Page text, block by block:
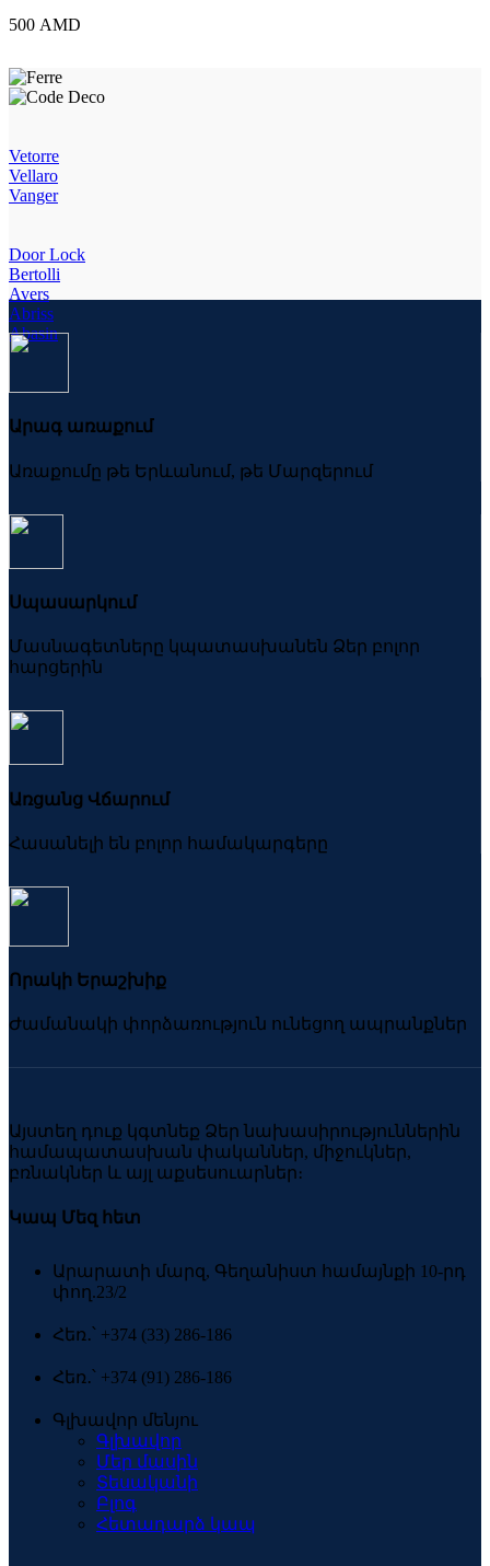
18355
quantity
500 AMD
Vetorre
Vellaro
Vanger
Door Lock
Bertolli
Avers
Abriss
Abasin
Արագ առաքում
Առաքումը թե Երևանում, թե Մարզերում
Սպասարկում
Մասնագետները կպատասխանեն Ձեր բոլոր
հարցերին
Առցանց Վճարում
Հասանելի են բոլոր համակարգերը
Որակի Երաշխիք
Ժամանակի փորձառություն ունեցող ապրանքներ
Այստեղ դուք կգտնեք Ձեր նախասիրություններին
համապատասխան փականներ, միջուկներ,
բռնակներ և այլ աքսեսուարներ։
Կապ Մեզ հետ
Արարատի մարզ, Գեղանիստ համայնքի 10-րդ
փող.23/2
Հեռ․՝ +374 (33) 286-186
Հեռ․՝ +374 (91) 286-186
Գլխավոր մենյու
Գլխավոր
Մեր մասին
Տեսականի
Բլոգ
Հետադարձ կապ